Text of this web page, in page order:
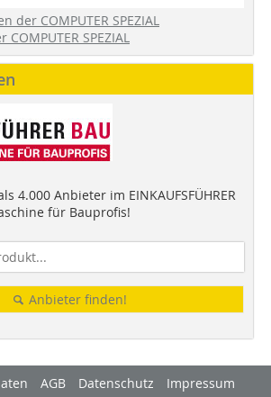
der COMPUTER SPEZIAL
SPEZIAL
4.000 Anbieter im EINKAUFSFÜHRER
für Bauprofis!
Anbieter finden!
AGB Datenschutz Impressum